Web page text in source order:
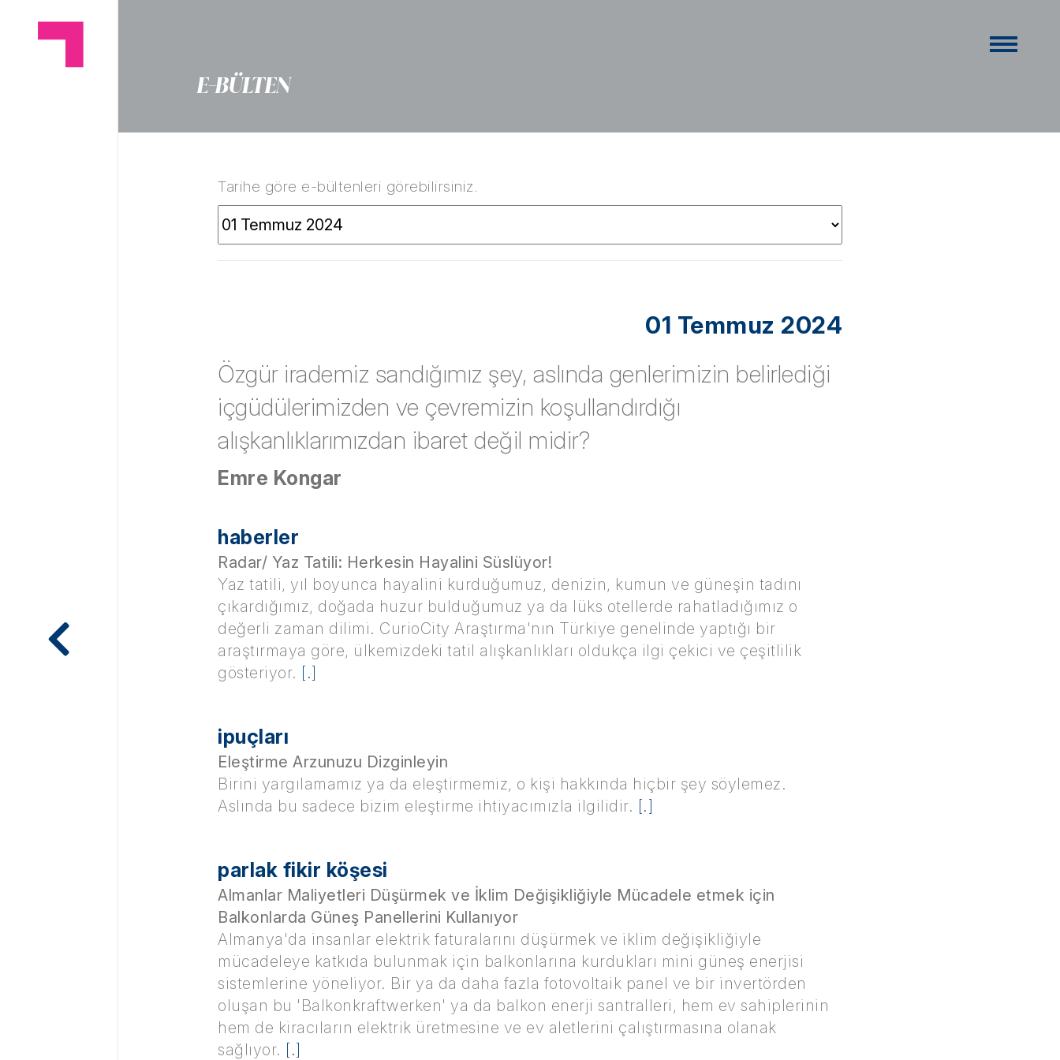
E-BÜLTEN
Tarihe göre e-bültenleri görebilirsiniz.
01 Temmuz 2024
Özgür irademiz sandığımız şey, aslında genlerimizin belirlediği
içgüdülerimizden ve çevremizin koşullandırdığı
alışkanlıklarımızdan ibaret değil midir?
Emre Kongar
haberler
Radar/ Yaz Tatili: Herkesin Hayalini Süslüyor!
Yaz tatili, yıl boyunca hayalini kurduğumuz, denizin, kumun ve güneşin tadını
çıkardığımız, doğada huzur bulduğumuz ya da lüks otellerde rahatladığımız o
değerli zaman dilimi. CurioCity Araştırma'nın Türkiye genelinde yaptığı bir
araştırmaya göre, ülkemizdeki tatil alışkanlıkları oldukça ilgi çekici ve çeşitlilik
gösteriyor. [.]
ipuçları
Eleştirme Arzunuzu Dizginleyin
Birini yargılamamız ya da eleştirmemiz, o kişi hakkında hiçbir şey söylemez.
Aslında bu sadece bizim eleştirme ihtiyacımızla ilgilidir. [.]
parlak fikir köşesi
Almanlar Maliyetleri Düşürmek ve İklim Değişikliğiyle Mücadele etmek için
Balkonlarda Güneş Panellerini Kullanıyor
Almanya'da insanlar elektrik faturalarını düşürmek ve iklim değişikliğiyle
mücadeleye katkıda bulunmak için balkonlarına kurdukları mini güneş enerjisi
sistemlerine yöneliyor. Bir ya da daha fazla fotovoltaik panel ve bir invertörden
oluşan bu 'Balkonkraftwerken' ya da balkon enerji santralleri, hem ev sahiplerinin
hem de kiracıların elektrik üretmesine ve ev aletlerini çalıştırmasına olanak
sağlıyor. [.]